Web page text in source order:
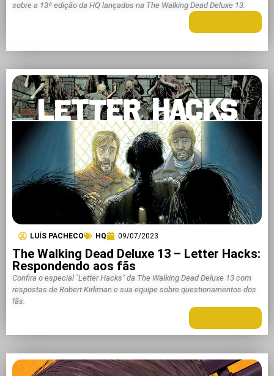
sobre a 13ª edição da HQ lançados na The Walking Dead Deluxe 13.
LUÍS PACHECO HQ 09/07/2023
The Walking Dead Deluxe 13 – Letter Hacks:
Respondendo aos fãs
Confira o especial "Letter Hacks" da The Walking Dead Deluxe 13 com
respostas de Robert Kirkman e sua equipe sobre questionamentos dos
fãs.